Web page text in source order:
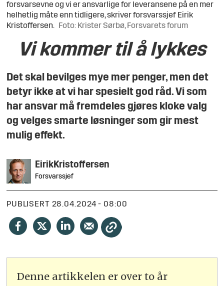
forsvarsevne og vi er ansvarlige for leveransene på en mer
helhetlig måte enn tidligere, skriver forsvarssjef Eirik
Kristoffersen.
Foto: Krister Sørbø, Forsvarets forum
Vi kommer til å lykkes
Det skal bevilges mye mer penger, men det
betyr ikke at vi har spesielt god råd. Vi som
har ansvar må fremdeles gjøres kloke valg
og velges smarte løsninger som gir mest
mulig effekt.
EirikKristoffersen
Forsvarssjef
PUBLISERT 28.04.2024 - 08:00
Denne artikkelen er over to år